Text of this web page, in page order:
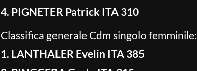
4. PIGNETER Patrick ITA 310
Classifica generale Cdm singolo femminile:
1. LANTHALER Evelin ITA 385